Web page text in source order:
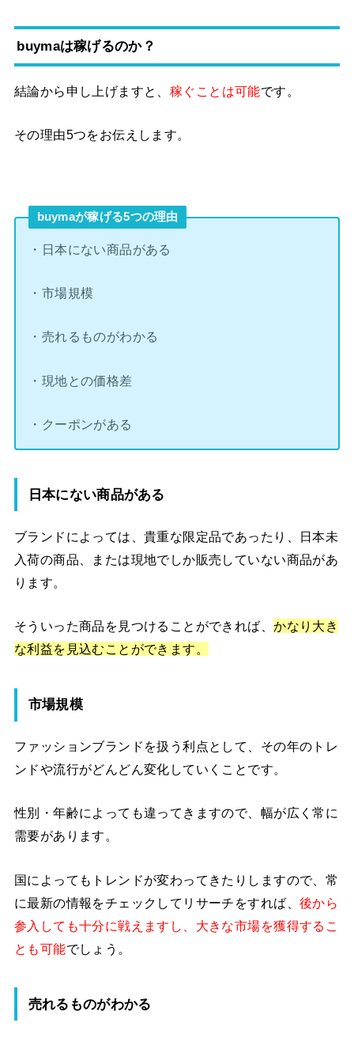
buymaは稼げるのか？
結論から申し上げますと、 稼ぐことは可能です。
その理由5つをお伝えします。
buymaが稼げる5つの理由
・日本にない商品がある
・市場規模
・売れるものがわかる
・現地との価格差
・クーポンがある
日本にない商品がある
ブランドによっては、貴重な限定品であったり、日本未
入荷の商品、または現地でしか販売していない商品があ
ります。
そういった商品を見つけることができれば、かなり大き
な利益を見込むことができます。
市場規模
ファッションブランドを扱う利点として、その年のトレ
ンドや流行がどんどん変化していくことです。
性別・年齢によっても違ってきますので、幅が広く常に
需要があります。
国によってもトレンドが変わってきたりしますので、常
に最新の情報をチェックしてリサーチをすれば、 後から
参入しても十分に戦えますし、大きな市場を獲得するこ
とも可能でしょう。
売れるものがわかる